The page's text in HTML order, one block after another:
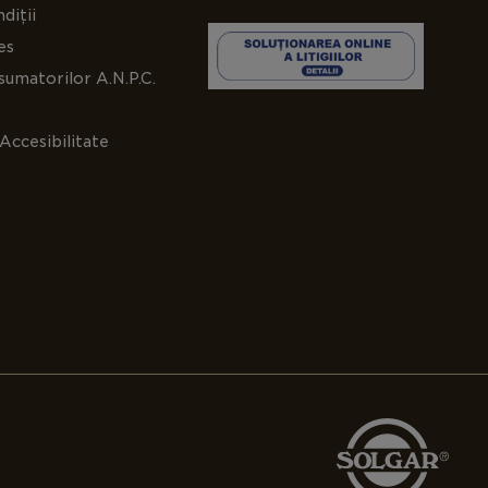
colagenului
: Susține producția de colagen,
pentru sănătatea pielii, articulațiilor și vaselor de
celulară
pentru a proteja împotriva stresului oxidativ.
C 500 mg oferă o doză mare de Vitamina
mențină sănătatea imunitară, să sprijine
colagen și să protejeze celulele de stresul
A.N.P.C.